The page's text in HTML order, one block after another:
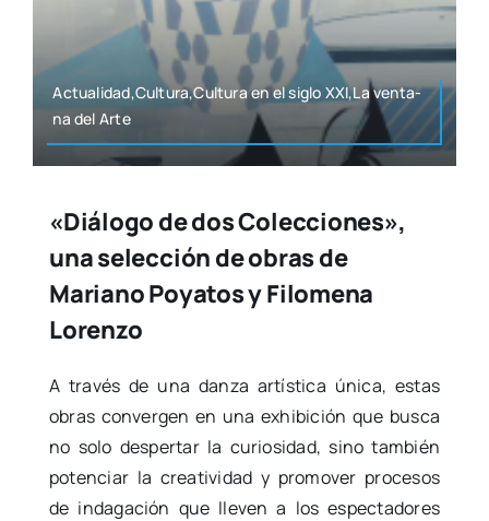
Actualidad,Cultura,Cultura en el siglo XXI,La ven­ta­
na del Arte
«Diálogo de dos Colecciones»,
una selección de obras de
Mariano Poyatos y Filomena
Lorenzo
A tra­vés de una dan­za artís­ti­ca úni­ca, estas
obras con­ver­gen en una exhi­bi­ción que bus­ca
no solo des­per­tar la curio­si­dad, sino tam­bién
poten­ciar la crea­ti­vi­dad y pro­mo­ver pro­ce­sos
de inda­ga­ción que lle­ven a los espec­ta­do­res